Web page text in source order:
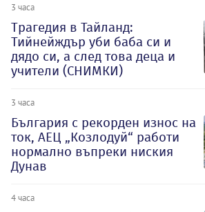
3 часа
Трагедия в Тайланд:
Тийнейждър уби баба си и
дядо си, а след това деца и
учители (СНИМКИ)
3 часа
България с рекорден износ на
ток, АЕЦ „Козлодуй“ работи
нормално въпреки ниския
Дунав
4 часа